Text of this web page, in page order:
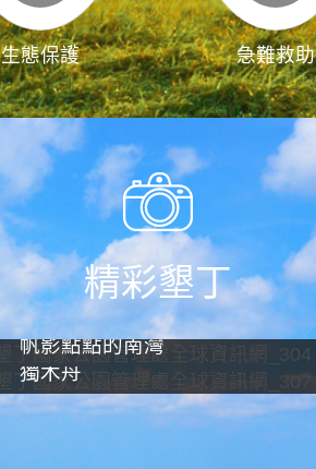
生態保護 急難救助
精彩墾丁
帆影點點的南灣
獨木舟